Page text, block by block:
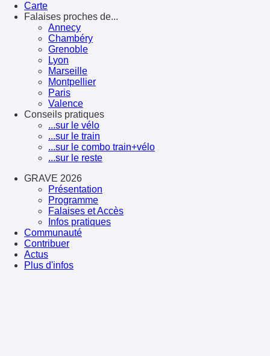
Carte
Falaises proches de...
Annecy
Chambéry
Grenoble
Lyon
Marseille
Montpellier
Paris
Valence
Conseils pratiques
...sur le vélo
...sur le train
...sur le combo train+vélo
...sur le reste
GRAVE 2026
Présentation
Programme
Falaises et Accès
Infos pratiques
Communauté
Contribuer
Actus
Plus d'infos